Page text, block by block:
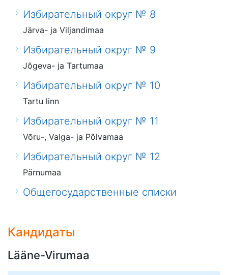
Избирательный округ № 8
Järva- ja Viljandimaa
Избирательный округ № 9
Jõgeva- ja Tartumaa
Избирательный округ № 10
Tartu linn
Избирательный округ № 11
Võru-, Valga- ja Põlvamaa
Избирательный округ № 12
Pärnumaa
Общегосударственные списки
Кандидаты
Lääne-Virumaa